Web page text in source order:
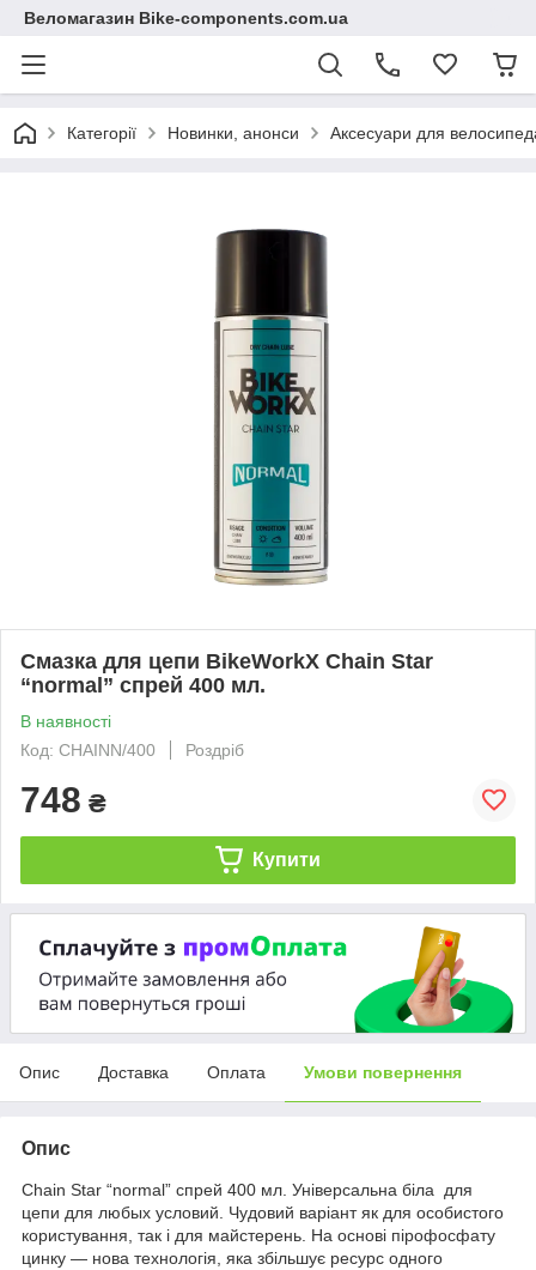
Веломагазин Bike-components.com.ua
Категорії Новинки, анонси Аксесуари для
Смазка для цепи BikeWorkX Chain Star
“normal” спрей 400 мл.
В наявності
Код: CHAINN/400
Роздріб
748 ₴
Купити
Опис Доставка Оплата Умови повернення
Опис
Chain Star “normal” спрей 400 мл. Універсальна біла для
цепи для любых условий. Чудовий варіант як для особистого
користування, так і для майстерень. На основі пірофосфату
цинку — нова технологія, яка збільшує ресурс одного